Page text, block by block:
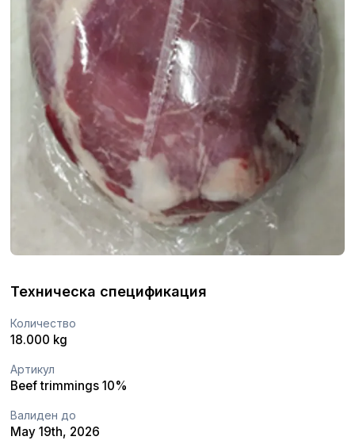
Техническа спецификация
Количество
18.000 kg
Артикул
Beef trimmings 10%
Валиден до
May 19th, 2026